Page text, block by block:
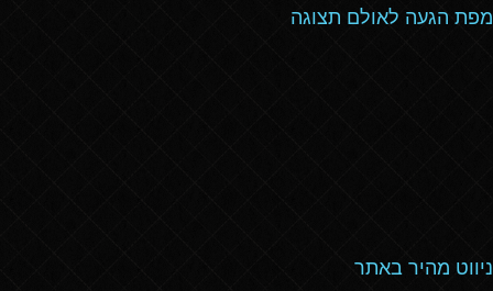
מפת הגעה לאולם תצוגה
ניווט מהיר באתר